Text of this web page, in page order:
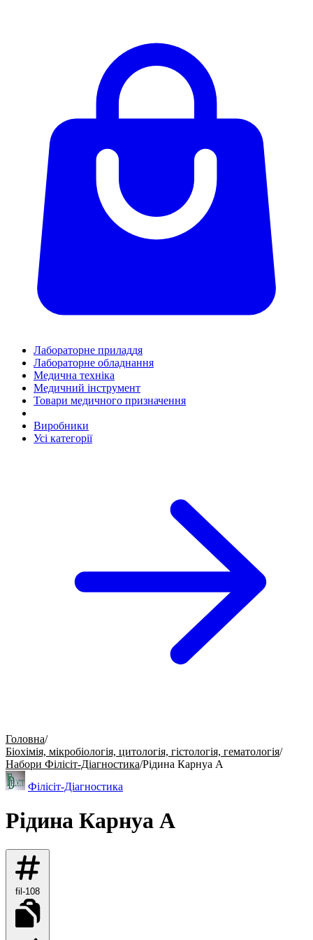
Лабораторне приладдя
Лабораторне обладнання
Медична техніка
Медичний інструмент
Товари медичного призначення
Виробники
Усі категорії
Головна/
Біохімія, мікробіологія, цитологія, гістологія, гематологія/
Набори Філісіт-Діагностика/Рідина Карнуа А
Філісіт-Діагностика
Рідина Карнуа А
fil-108